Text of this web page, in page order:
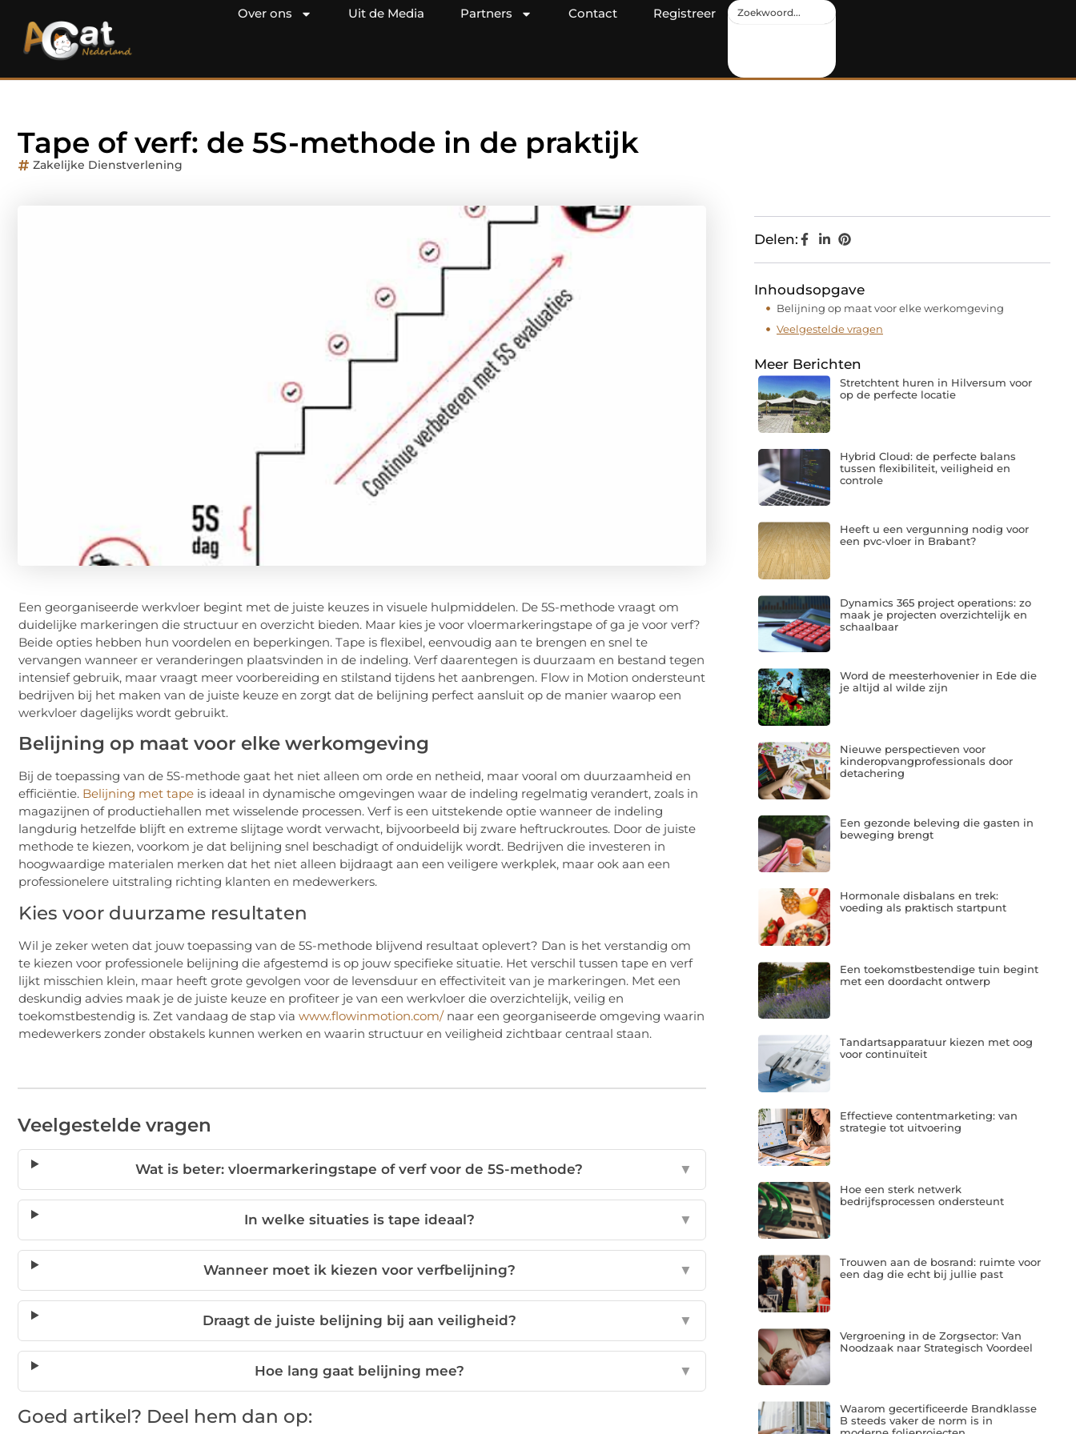
Over ons Uit de Media Partners Contact Registreer
Tape of verf: de 5S-methode in de praktijk
Zakelijke Dienstverlening
Een georganiseerde werkvloer begint met de juiste keuzes in visuele hulpmiddelen. De 5S-methode vraagt om
duidelijke markeringen die structuur en overzicht bieden. Maar kies je voor vloermarkeringstape of ga je voor verf?
Beide opties hebben hun voordelen en beperkingen. Tape is flexibel, eenvoudig aan te brengen en snel te
vervangen wanneer er veranderingen plaatsvinden in de indeling. Verf daarentegen is duurzaam en bestand tegen
intensief gebruik, maar vraagt meer voorbereiding en stilstand tijdens het aanbrengen. Flow in Motion ondersteunt
bedrijven bij het maken van de juiste keuze en zorgt dat de belijning perfect aansluit op de manier waarop een
werkvloer dagelijks wordt gebruikt.
Belijning op maat voor elke werkomgeving
Bij de toepassing van de 5S-methode gaat het niet alleen om orde en netheid, maar vooral om duurzaamheid en
efficiëntie. Belijning met tape is ideaal in dynamische omgevingen waar de indeling regelmatig verandert, zoals in
magazijnen of productiehallen met wisselende processen. Verf is een uitstekende optie wanneer de indeling
langdurig hetzelfde blijft en extreme slijtage wordt verwacht, bijvoorbeeld bij zware heftruckroutes. Door de juiste
methode te kiezen, voorkom je dat belijning snel beschadigt of onduidelijk wordt. Bedrijven die investeren in
hoogwaardige materialen merken dat het niet alleen bijdraagt aan een veiligere werkplek, maar ook aan een
professionelere uitstraling richting klanten en medewerkers.
Kies voor duurzame resultaten
Wil je zeker weten dat jouw toepassing van de 5S-methode blijvend resultaat oplevert? Dan is het verstandig om
te kiezen voor professionele belijning die afgestemd is op jouw specifieke situatie. Het verschil tussen tape en verf
lijkt misschien klein, maar heeft grote gevolgen voor de levensduur en effectiviteit van je markeringen. Met een
deskundig advies maak je de juiste keuze en profiteer je van een werkvloer die overzichtelijk, veilig en
toekomstbestendig is. Zet vandaag de stap via www.flowinmotion.com/naar een georganiseerde omgeving waarin
medewerkers zonder obstakels kunnen werken en waarin structuur en veiligheid zichtbaar centraal staan.
Veelgestelde vragen
Wat is beter: vloermarkeringstape of verf voor de 5S-methode? ▼
In welke situaties is tape ideaal? ▼
Wanneer moet ik kiezen voor verfbelijning? ▼
Draagt de juiste belijning bij aan veiligheid? ▼
Hoe lang gaat belijning mee? ▼
Goed artikel? Deel hem dan op:
Delen:
Inhoudsopgave
Belijning op maat voor elke werkomgeving
Veelgestelde vragen
Meer Berichten
Stretchtent huren in Hilversum voor
op de perfecte locatie
Hybrid Cloud: de perfecte balans
tussen flexibiliteit, veiligheid en
controle
Heeft u een vergunning nodig voor
een pvc-vloer in Brabant?
Dynamics 365 project operations: zo
maak je projecten overzichtelijk en
schaalbaar
Word de meesterhovenier in Ede die
je altijd al wilde zijn
Nieuwe perspectieven voor
kinderopvangprofessionals door
detachering
Een gezonde beleving die gasten in
beweging brengt
Hormonale disbalans en trek:
voeding als praktisch startpunt
Een toekomstbestendige tuin begint
met een doordacht ontwerp
Tandartsapparatuur kiezen met oog
voor continuïteit
Effectieve contentmarketing: van
strategie tot uitvoering
Hoe een sterk netwerk
bedrijfsprocessen ondersteunt
Trouwen aan de bosrand: ruimte voor
een dag die echt bij jullie past
Vergroening in de Zorgsector: Van
Noodzaak naar Strategisch Voordeel
Waarom gecertificeerde Brandklasse
B steeds vaker de norm is in